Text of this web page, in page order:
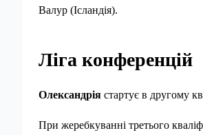
Валур (Ісландія).
Ліга конференцій
Олександрія стартує в другому
При жеребкуванні третього